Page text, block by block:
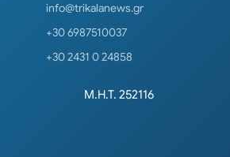
info@trikalanews.gr
+30 6987510037
+30 2431 0 24858
Μ.Η.Τ. 252116